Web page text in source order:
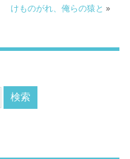
けものがれ、俺らの猿と »